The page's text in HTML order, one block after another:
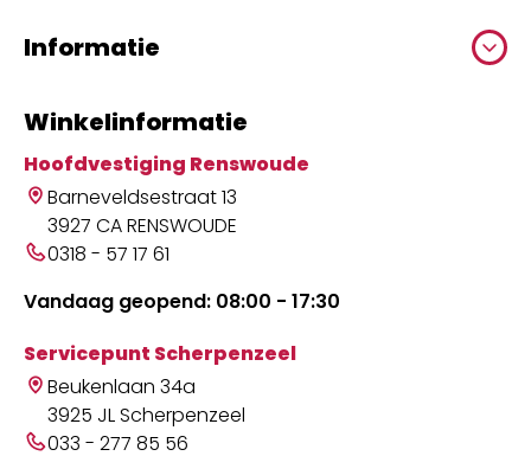
Informatie
Winkelinformatie
Hoofdvestiging Renswoude
Barneveldsestraat 13
3927 CA RENSWOUDE
0318 - 57 17 61
Vandaag geopend: 08:00 - 17:30
Servicepunt Scherpenzeel
Beukenlaan 34a
3925 JL Scherpenzeel
033 - 277 85 56